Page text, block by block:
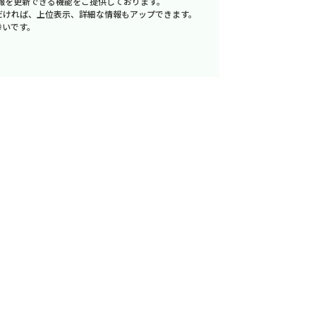
れば、上位表示、詳細な情報もアップできます。
です。